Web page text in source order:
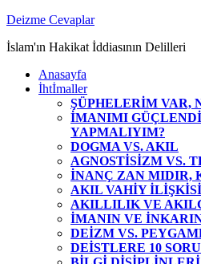
Zum
springen
Deizme Cevaplar
İslam'ın Hakikat İddiasının Delilleri
Anasayfa
İhtİmaller
ŞÜPHELERİM VAR,
İMANIMI
YAPMALIYIM?
DOGMA VS. AKIL
AGNOSTİSİZM VS.
İNANÇ ZAN MIDIR,
AKIL VAHİY İLİŞKİSİ
AKILLILIK VE
İMANIN VE
DEİZM VS.
DEİSTLERE 10 SORU